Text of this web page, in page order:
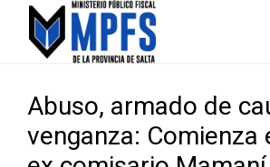
Abuso, armado de
venganza: Comienza